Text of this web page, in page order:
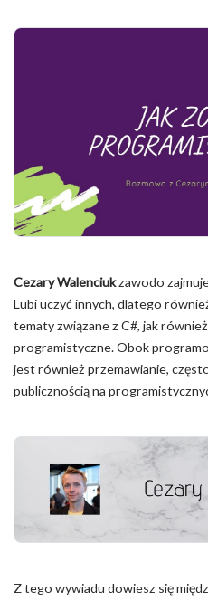
Cezary Walenciukzawodo
Lubi uczyć innych, dlatego
tematy związane z C#, jak
programistyczne. Obok
jest również przemawianie,
publicznością na
Z tego wywiadu dowiesz się